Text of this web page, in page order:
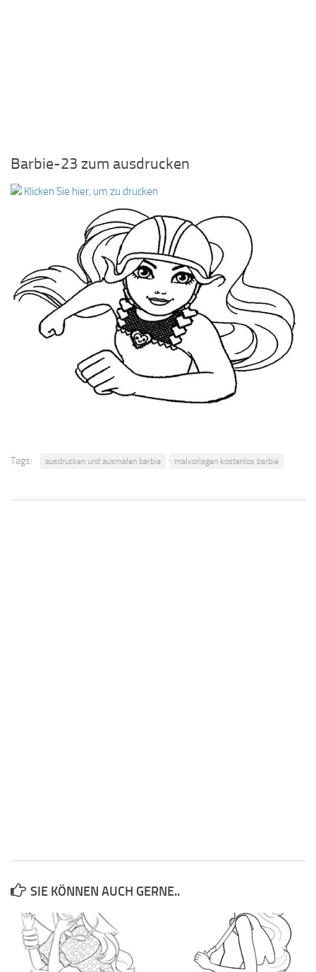
Barbie-23 zum ausdrucken
Klicken Sie hier, um zu drucken
Tags: ausdrucken und ausmalen barbie malvorlagen kostenlos barbie
SIE KÖNNEN AUCH GERNE..